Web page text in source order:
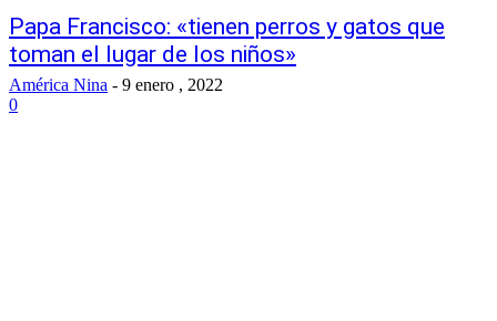
Papa Francisco: «tienen perros y gatos que
toman el lugar de los niños»
América Nina - 9 enero , 2022
0